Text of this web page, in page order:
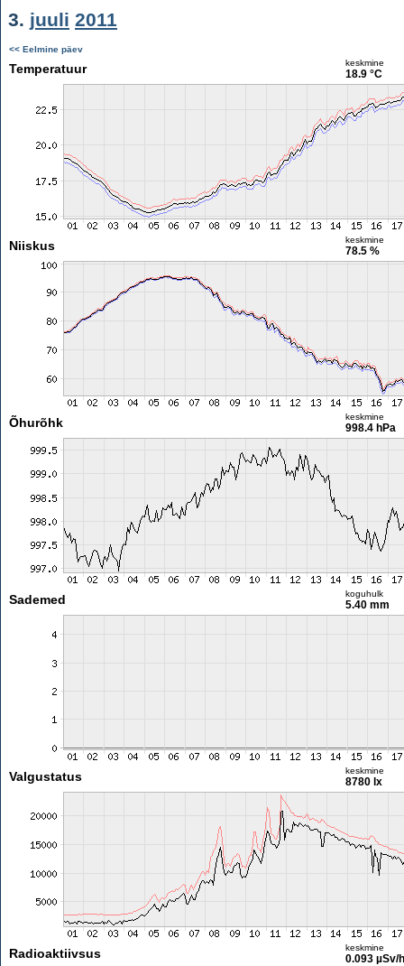
3. juuli 2011
<< Eelmine päev
Temperatuur keskmine
18.9 °C
Niiskus keskmine
78.5 %
Õhurõhk keskmine
998.4 hPa
Sademed koguhulk
5.40 mm
Valgustatus keskmine
8780 lx
Radioaktiivsus keskmine
0.093 µSv/h